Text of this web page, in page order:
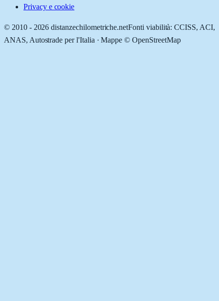
Privacy e cookie
© 2010 - 2026 distanzechilometriche.netFonti viabilità: CCISS, ACI,
ANAS, Autostrade per l'Italia · Mappe © OpenStreetMap